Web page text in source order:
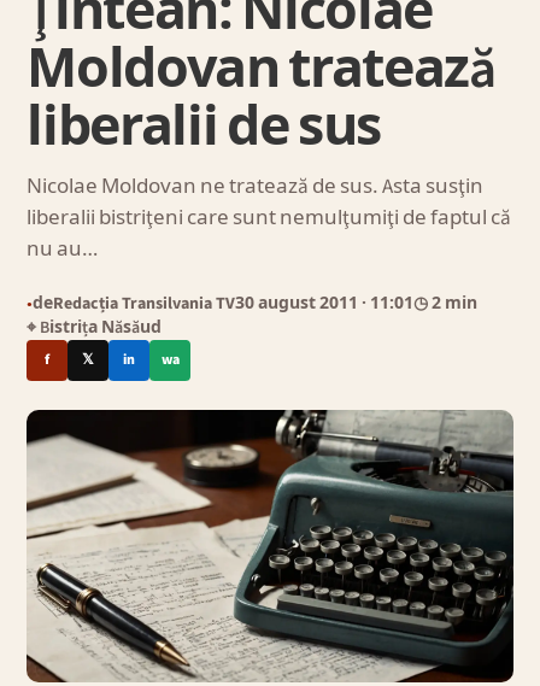
Moldovan tratează
liberalii de sus
Nicolae Moldovan ne tratează de sus. Asta susţin
liberalii bistriţeni care sunt nemulţumiţi de faptul că
nu au…
●deRedacția Transilvania TV30 august 2011 · 11:01◷ 2 min
⌖ Bistrița Năsăud
f 𝕏 in wa